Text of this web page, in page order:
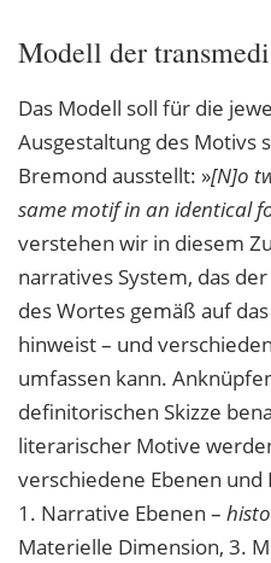
Modell der
Das Modell soll für die
Ausgestaltung des Motivs
Bremond ausstellt: »[N]o
same motif in an identical
verstehen wir in diesem
narratives System, das
des Wortes gemäß auf
hinweist – und
umfassen kann.
definitorischen Skizze
literarischer Motive
verschiedene Ebenen
1. Narrative Ebenen –
Materielle Dimension, 3.